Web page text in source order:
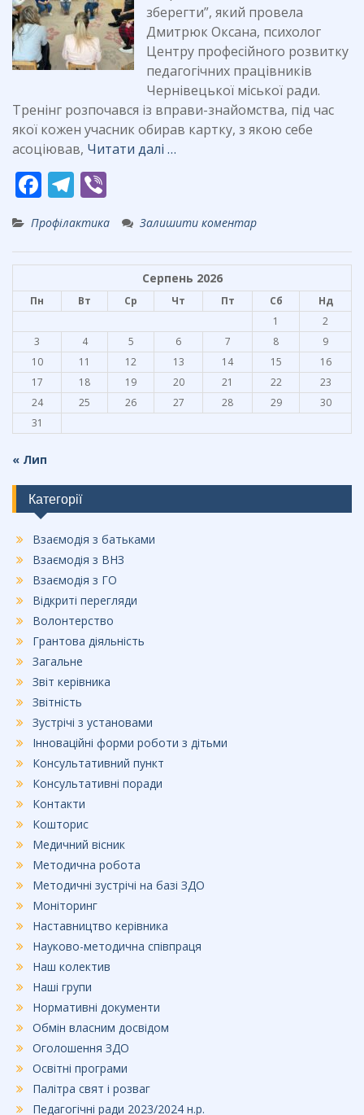
зберегти”, який провела
Дмитрюк Оксана, психолог
Центру професійного розвитку
педагогічних працівників
Чернівецької міської ради.
Тренінг розпочався із вправи-знайомства, під час
якої кожен учасник обирав картку, з якою себе
асоціював, Читати далі …
F
ac
e
b
o
o
k
T
e
gr
a
m
er
Профілактика Залишити коментар
Серпень 2026
Пн Вт Ср Чт Пт Сб
Нд
1
2
3
4 5 6 7 8
9
10
11 12 13 14 15
16
17
18 19 20 21 22
23
24
25 26 27 28 29
30
31
« Лип
Категорії
Взаємодія з батьками
Взаємодія з ВНЗ
Взаємодія з ГО
Відкриті перегляди
Волонтерство
Грантова діяльність
Загальне
Звіт керівника
Звітність
Зустрічі з установами
Інноваційні форми роботи з дітьми
Консультативний пункт
Консультативні поради
Контакти
Кошторис
Медичний вісник
Методична робота
Методичні зустрічі на базі ЗДО
Моніторинг
Наставництво керівника
Науково-методична співпраця
Наш колектив
Наші групи
Нормативні документи
Обмін власним досвідом
Оголошення ЗДО
Освітні програми
Палітра свят і розваг
Педагогічні ради 2023/2024 н.р.